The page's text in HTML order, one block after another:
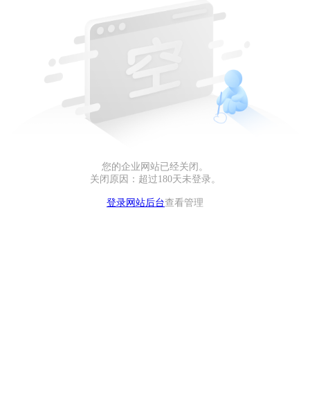
您的企业网站已经关闭。
关闭原因：超过180天未登录。
登录网站后台查看管理